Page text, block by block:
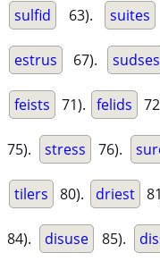
sulfid 63). suites
estrus 67). sudses
feists 71). felids
75). stress 76).
tilers 80). driest
84). disuse 85).